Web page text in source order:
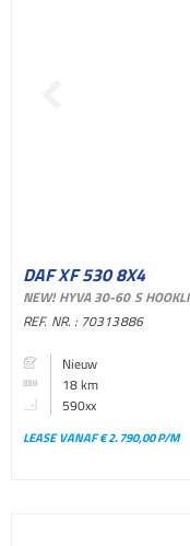
DAF XF 530 8X4
CONTAINERSYSTEEM
BAKWAGEN
REF. NR. : 70313886
Nieuw
18 km
590xx
LEASE VANAF € 2.790,00 P/M